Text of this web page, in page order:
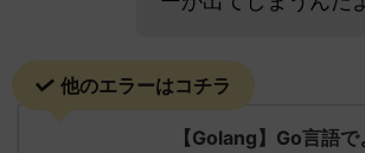
他のエラーはコチラ
【Golang】Go言語